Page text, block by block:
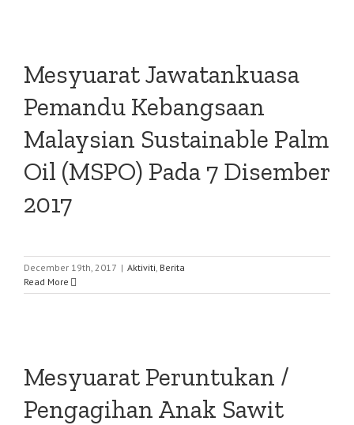
Mesyuarat Jawatankuasa
Pemandu Kebangsaan
Malaysian Sustainable Palm
Oil (MSPO) Pada 7 Disember
2017
December 19th, 2017 | Aktiviti, Berita
Read More
Mesyuarat Peruntukan /
Pengagihan Anak Sawit